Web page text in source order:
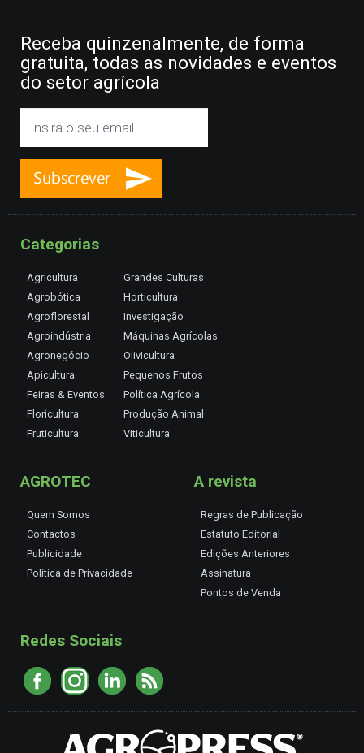
Receba quinzenalmente, de forma
gratuita, todas as novidades e eventos
do setor agrícola
Categorias
Agricultura
Agrobótica
Agroflorestal
Agroindústria
Agronegócio
Apicultura
Feiras & Eventos
Floricultura
Fruticultura
Grandes Culturas
Horticultura
Investigação
Máquinas Agrícolas
Olivicultura
Pequenos Frutos
Política Agrícola
Produção Animal
Viticultura
AGROTEC
Quem Somos
Contactos
Publicidade
Política de Privacidade
A revista
Regras de Publicação
Estatuto Editorial
Edições Anteriores
Assinatura
Pontos de Venda
Redes Sociais